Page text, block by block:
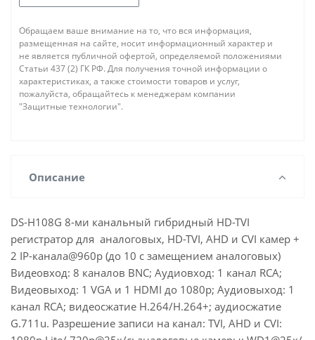
Обращаем ваше внимание на то, что вся информация,
размещенная на сайте, носит информационный характер и
не является публичной офертой, определяемой положениями
Статьи 437 (2) ГК РФ. Для получения точной информации о
характеристиках, а также стоимости товаров и услуг,
пожалуйста, обращайтесь к менеджерам компании
"Защитные технологии".
Описание
DS-H108G 8-ми канальный гибридный HD-TVI
регистратор для аналоговых, HD-TVI, AHD и CVI камер +
2 IP-канала@960p (до 10 с замещением аналоговых)
Видеовход: 8 каналов BNC; Аудиовход: 1 канал RCA;
Видеовыход: 1 VGA и 1 HDMI до 1080p; Аудиовыход: 1
канал RCA; видеосжатие H.264/H.264+; аудиосжатие
G.711u. Разрешение записи на канал: TVI, AHD и CVI: